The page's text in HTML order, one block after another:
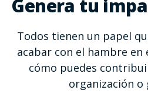
Genera tu
Todos tienen un papel
acabar con el hambre en
cómo puedes
organización o